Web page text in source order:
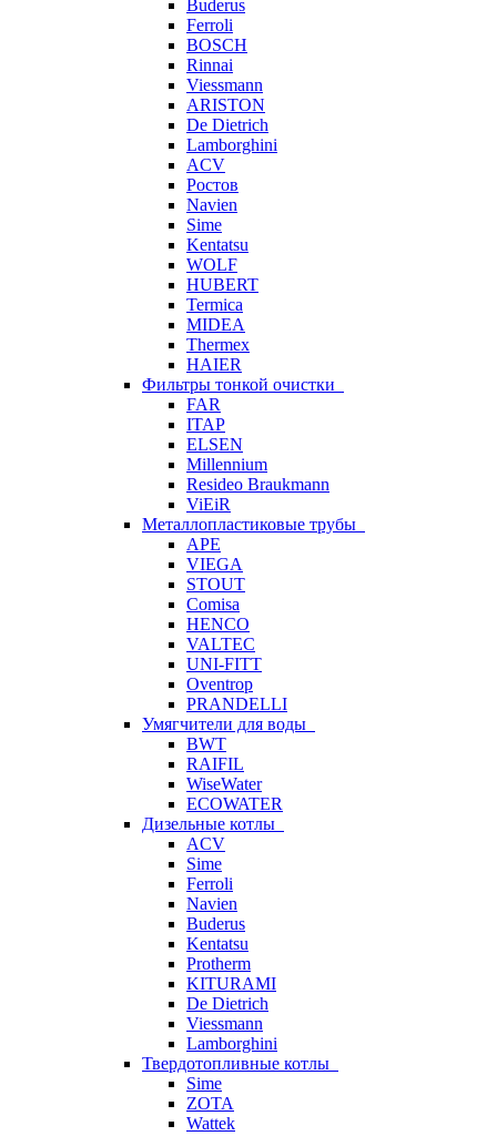
Buderus
Ferroli
BOSCH
Rinnai
Viessmann
ARISTON
De Dietrich
Lamborghini
ACV
Ростов
Navien
Sime
Kentatsu
WOLF
HUBERT
Termica
MIDEA
Thermex
HAIER
Фильтры тонкой очистки
FAR
ITAP
ELSEN
Millennium
Resideo Braukmann
ViEiR
Металлопластиковые трубы
APE
VIEGA
STOUT
Comisa
HENCO
VALTEC
UNI-FITT
Oventrop
PRANDELLI
Умягчители для воды
BWT
RAIFIL
WiseWater
ECOWATER
Дизельные котлы
ACV
Sime
Ferroli
Navien
Buderus
Kentatsu
Protherm
KITURAMI
De Dietrich
Viessmann
Lamborghini
Твердотопливные котлы
Sime
ZOTA
Wattek